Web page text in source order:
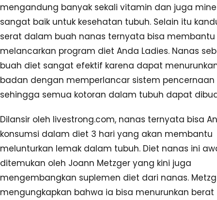
mengandung banyak sekali vitamin dan juga
sangat baik untuk kesehatan tubuh. Selain itu
serat dalam buah nanas ternyata bisa membantu
melancarkan program diet Anda Ladies. Nanas
buah diet sangat efektif karena dapat
badan dengan memperlancar sistem pencernaan
sehingga semua kotoran dalam tubuh dapat
Dilansir oleh livestrong.com, nanas ternyata bisa
konsumsi dalam diet 3 hari yang akan membantu
melunturkan lemak dalam tubuh. Diet nanas ini
ditemukan oleh Joann Metzger yang kini juga
mengembangkan suplemen diet dari nanas.
mengungkapkan bahwa ia bisa menurunkan